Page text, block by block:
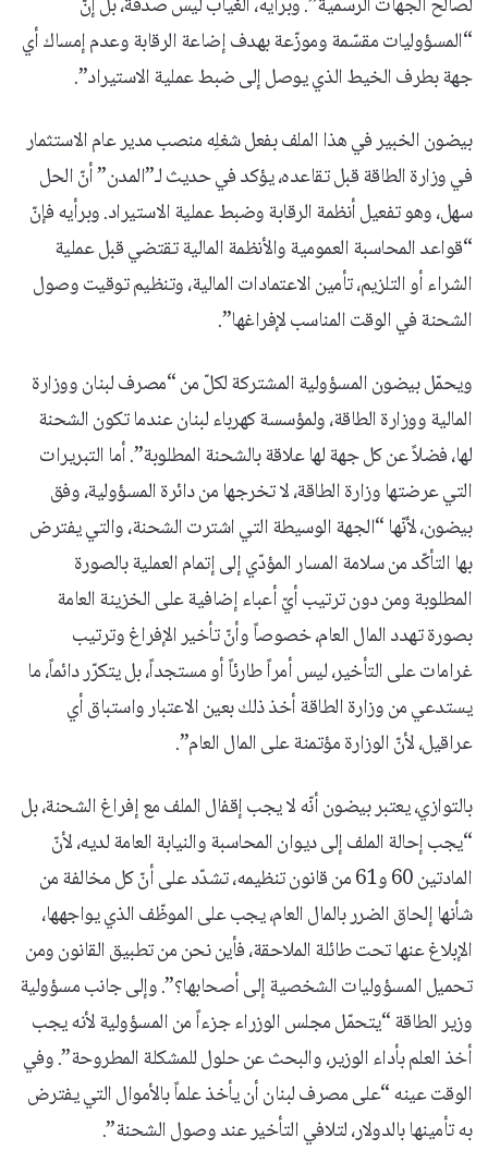
“المسؤوليات مقسّمة وموزّعة بهدف إضاعة الرقابة وعدم إمساك أي
جهة بطرف الخيط الذي يوصل إلى ضبط عملية الاستيراد”.
بيضون الخبير في هذا الملف بفعل شغلِه منصب مدير عام الاستثمار
في وزارة الطاقة قبل تقاعده، يؤكد في حديث لـ”المدن” أنّ الحل
سهل، وهو تفعيل أنظمة الرقابة وضبط عملية الاستيراد. وبرأيه فإنّ
“قواعد المحاسبة العمومية والأنظمة المالية تقتضي قبل عملية
الشراء أو التلزيم، تأمين الاعتمادات المالية، وتنظيم توقيت وصول
الشحنة في الوقت المناسب لإفراغها”.
ويحمّل بيضون المسؤولية المشتركة لكلّ من “مصرف لبنان ووزارة
المالية ووزارة الطاقة، ولمؤسسة كهرباء لبنان عندما تكون الشحنة
لها، فضلاً عن كل جهة لها علاقة بالشحنة المطلوبة”. أما التبريرات
التي عرضتها وزارة الطاقة، لا تخرجها من دائرة المسؤولية، وفق
بيضون، لأنّها “الجهة الوسيطة التي اشترت الشحنة، والتي يفترض
بها التأكّد من سلامة المسار المؤدّي إلى إتمام العملية بالصورة
المطلوبة ومن دون ترتيب أيّ أعباء إضافية على الخزينة العامة
بصورة تهدد المال العام، خصوصاً وأنّ تأخير الإفراغ وترتيب
غرامات على التأخير، ليس أمراً طارئاً أو مستجداً، بل يتكرّر دائماً، ما
يستدعي من وزارة الطاقة أخذ ذلك بعين الاعتبار واستباق أي
عراقيل، لأنّ الوزارة مؤتمنة على المال العام”.
بالتوازي، يعتبر بيضون أنّه لا يجب إقفال الملف مع إفراغ الشحنة، بل
“يجب إحالة الملف إلى ديوان المحاسبة والنيابة العامة لديه، لأنّ
المادتين 60 و61 من قانون تنظيمه، تشدّد على أنّ كل مخالفة من
شأنها إلحاق الضرر بالمال العام، يجب على الموظّف الذي يواجهها،
الإبلاغ عنها تحت طائلة الملاحقة، فأين نحن من تطبيق القانون ومن
تحميل المسؤوليات الشخصية إلى أصحابها؟”. وإلى جانب مسؤولية
وزير الطاقة “يتحمّل مجلس الوزراء جزءاً من المسؤولية لأنه يجب
أخذ العلم بأداء الوزير، والبحث عن حلول للمشكلة المطروحة”. وفي
الوقت عينه “على مصرف لبنان أن يأخذ علماً بالأموال التي يفترض
به تأمينها بالدولار، لتلافي التأخير عند وصول الشحنة”.